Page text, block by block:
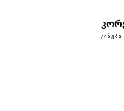
ᲕᲘᲖᲔᲑᲘ